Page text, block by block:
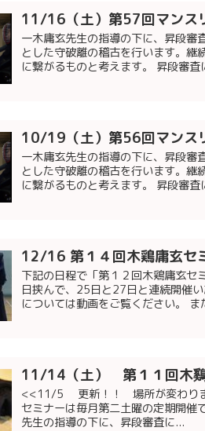
11/16（土）第57回マンス
一木庸玄先生の指導の下に、昇段審
とした守破離の稽古を行います。継
に繋がるものと考えます。 昇段審
10/19（土）第56回マンス
一木庸玄先生の指導の下に、昇段審
とした守破離の稽古を行います。継
に繋がるものと考えます。 昇段審
12/16 第１４回木鶏庸玄セ
下記の日程で「第１２回木鶏庸玄
日挟んで、25日と27日と連続開催
については動画をご覧ください。
11/14（土） 第１１回木鷄
<<11/5 更新！！ 場所が変わりま
セミナーは毎月第二土曜の定期開催
先生の指導の下に、昇段審査に...